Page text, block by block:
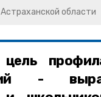
области
-